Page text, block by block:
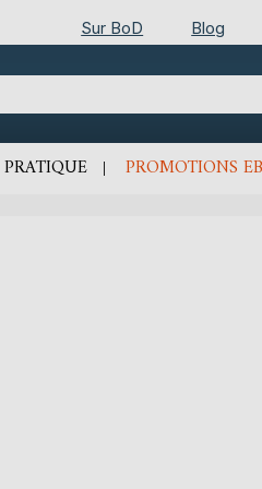
Sur BoD Blog
PRATIQUE PROMOTIONS